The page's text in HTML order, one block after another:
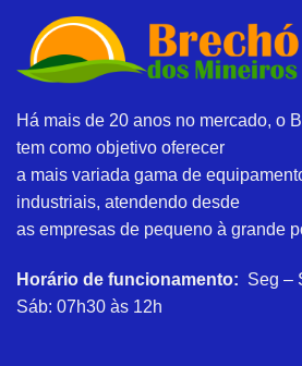
Há mais de 20 anos no mercado, o
tem como objetivo oferecer
a mais variada gama de
industriais, atendendo desde
as empresas de pequeno à grande
Horário de funcionamento: Seg –
Sáb: 07h30 às 12h